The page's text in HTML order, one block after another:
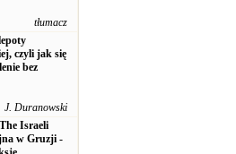
tłumacz
czyli jak się
bez
J. Duranowski
Israeli
w Gruzji -